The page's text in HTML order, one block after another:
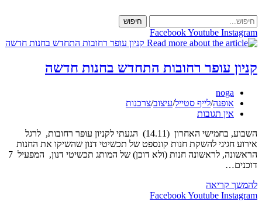
to
content
חיפוש
FacebookYoutube Instagram
קניון עופר רחובות התחדש בחנות חדשה
מחבר:
noga
קטגוריה:
אופנה/לייף סטייל/עיצוב/צרכנות
תגובות:
אין תגובות
השבוע, בחמישי האחרון (14.11) הגעתי לקניון עופר רחובות, לרגל
אירוע חגיגי להשקת חנות קונספט של תכשיטי דנון שהשיקו את החנות
הראשונה, לראשונה חנות (ולא דוכן) של המותג תכשיטי דנון, המפעיל 7
דוכנים…
להמשך קריאהקניון
עופר FacebookYoutube Instagram